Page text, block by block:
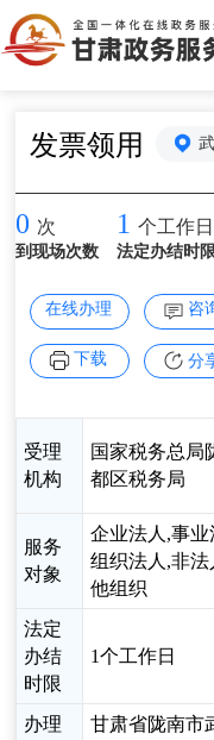
发票领用
0 次
到现场次数
1 个工作日
法定办结时限
在线办理 咨
下载 分
受理
机构
国家税务总局
都区税务局
服务
对象
企业法人,事业
组织法人,非
他组织
法定
办结
时限
1个工作日
办理
甘肃省陇南市